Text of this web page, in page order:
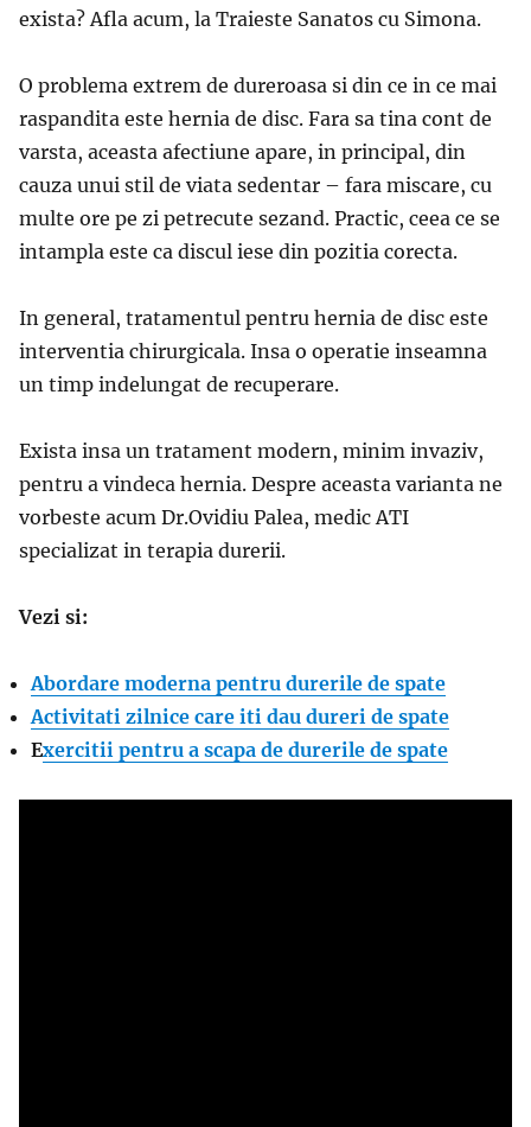
exista? Afla acum, la Traieste Sanatos cu Simona.
O problema extrem de dureroasa si din ce in ce mai
raspandita este hernia de disc. Fara sa tina cont de
varsta, aceasta afectiune apare, in principal, din
cauza unui stil de viata sedentar – fara miscare, cu
multe ore pe zi petrecute sezand. Practic, ceea ce se
intampla este ca discul iese din pozitia corecta.
In general, tratamentul pentru hernia de disc este
interventia chirurgicala. Insa o operatie inseamna
un timp indelungat de recuperare.
Exista insa un tratament modern, minim invaziv,
pentru a vindeca hernia. Despre aceasta varianta ne
vorbeste acum Dr.Ovidiu Palea, medic ATI
specializat in terapia durerii.
Vezi si:
Abordare moderna pentru durerile de spate
Activitati zilnice care iti dau dureri de spate
Exercitii pentru a scapa de durerile de spate